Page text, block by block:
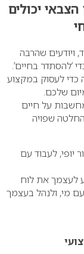
יכולים
ויודעים שהרבה
‘להסתדר בחיים’.
לעסוק במקצוע
שלכם.
על חיים
שפויה
יופי, לעבוד עם
לעצמך את לוח
מי, ולנהל בעצמך